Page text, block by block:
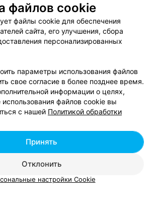
в м-р Красный Бор в Минске
волос в м-р Красный Бор в
Добавить компанию
Добавить специалиста
файлов cookie
файлы cookie для обеспечения
сайта, его улучшения, сбора
персонализированных
параметры использования файлов
свое согласие в более позднее время.
информации о целях,
файлов cookie вы
с нашей Политикой обработки
Отклонить
Принять
настройки Cookie